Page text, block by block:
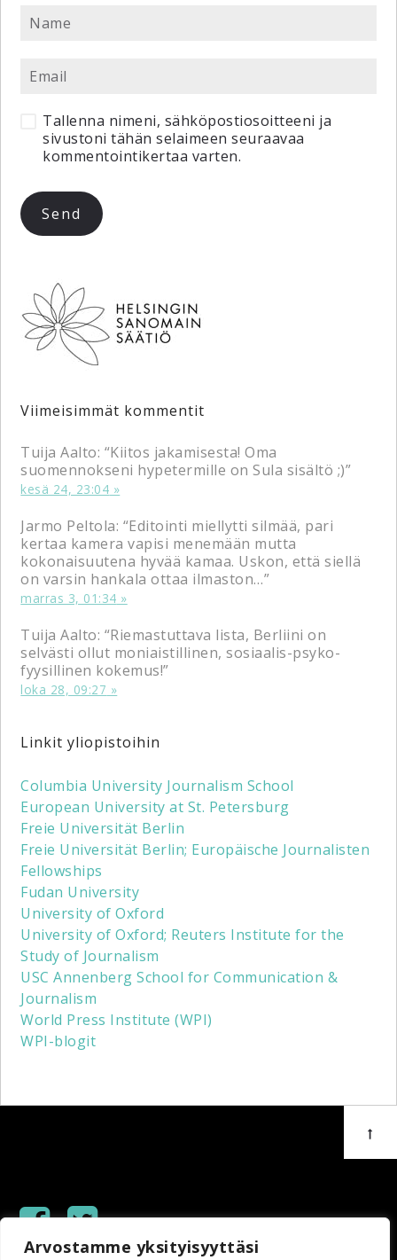
Arvostamme yksityisyyttäsi
Tallenna nimeni, sähköpostiosoitteeni ja
sivustoni tähän selaimeen seuraavaa
kommentointikertaa varten.
Viimeisimmät kommentit
Tuija Aalto: “Kiitos jakamisesta! Oma
suomennokseni hypetermille on Sula sisältö ;)”
kesä 24, 23:04
Jarmo Peltola: “Editointi miellytti silmää, pari
kertaa kamera vapisi menemään mutta
kokonaisuutena hyvää kamaa. Uskon, että siellä
on varsin hankala ottaa ilmaston…”
marras 3, 01:34
Tuija Aalto: “Riemastuttava lista, Berliini on
selvästi ollut moniaistillinen, sosiaalis-psyko-
fyysillinen kokemus!”
loka 28, 09:27
Linkit yliopistoihin
Columbia University Journalism School
European University at St. Petersburg
Freie Universität Berlin
Freie Universität Berlin; Europäische Journalisten
Fellowships
Fudan University
University of Oxford
University of Oxford; Reuters Institute for the
Study of Journalism
USC Annenberg School for Communication &
Journalism
World Press Institute (WPI)
WPI-blogit